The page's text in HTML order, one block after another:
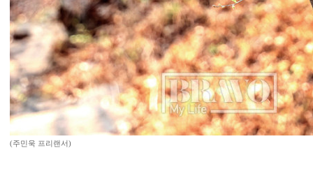
(주민욱 프리랜서)